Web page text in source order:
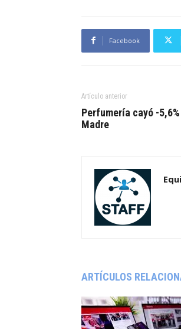
Facebook
Artículo anterior
Perfumería cayó -
Madre
ARTÍCULOS